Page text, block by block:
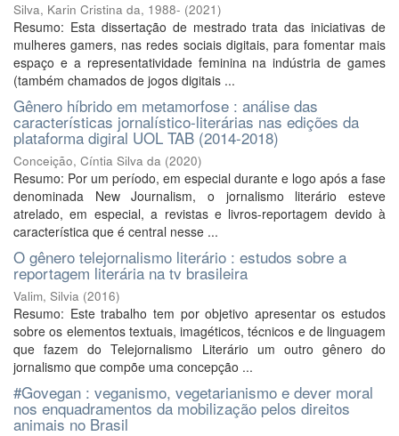
Silva, Karin Cristina da, 1988- (2021)
Resumo: Esta dissertação de mestrado trata das iniciativas de
mulheres gamers, nas redes sociais digitais, para fomentar mais
espaço e a representatividade feminina na indústria de games
(também chamados de jogos digitais ...
Gênero híbrido em metamorfose : análise das
características jornalístico-literárias nas edições da
plataforma digiral UOL TAB (2014-2018)
Conceição, Cíntia Silva da (2020)
Resumo: Por um período, em especial durante e logo após a fase
denominada New Journalism, o jornalismo literário esteve
atrelado, em especial, a revistas e livros-reportagem devido à
característica que é central nesse ...
O gênero telejornalismo literário : estudos sobre a
reportagem literária na tv brasileira
Valim, Silvia (2016)
Resumo: Este trabalho tem por objetivo apresentar os estudos
sobre os elementos textuais, imagéticos, técnicos e de linguagem
que fazem do Telejornalismo Literário um outro gênero do
jornalismo que compõe uma concepção ...
#Govegan : veganismo, vegetarianismo e dever moral
nos enquadramentos da mobilização pelos direitos
animais no Brasil